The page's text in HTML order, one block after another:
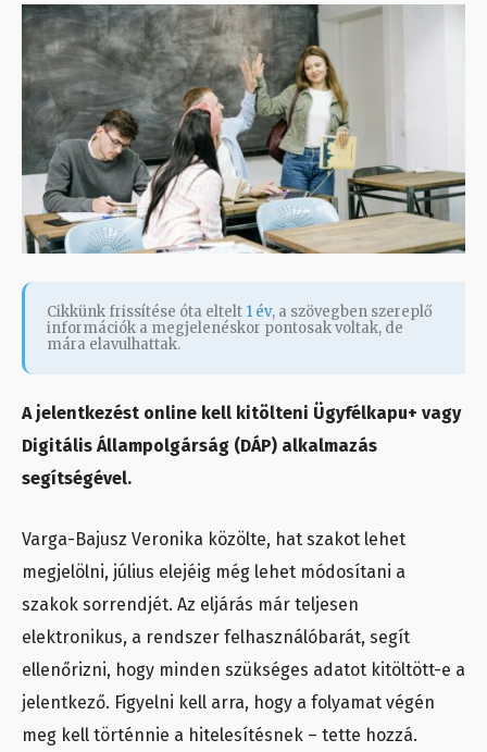
Cikkünk frissítése óta eltelt 1 év, a szövegben szereplő
információk a megjelenéskor pontosak voltak, de
mára elavulhattak.
A jelentkezést online kell kitölteni Ügyfélkapu+ vagy
Digitális Állampolgárság (DÁP) alkalmazás
segítségével.
Varga-Bajusz Veronika közölte, hat szakot lehet
megjelölni, július elejéig még lehet módosítani a
szakok sorrendjét. Az eljárás már teljesen
elektronikus, a rendszer felhasználóbarát, segít
ellenőrizni, hogy minden szükséges adatot kitöltött-e a
jelentkező. Figyelni kell arra, hogy a folyamat végén
meg kell történnie a hitelesítésnek – tette hozzá.